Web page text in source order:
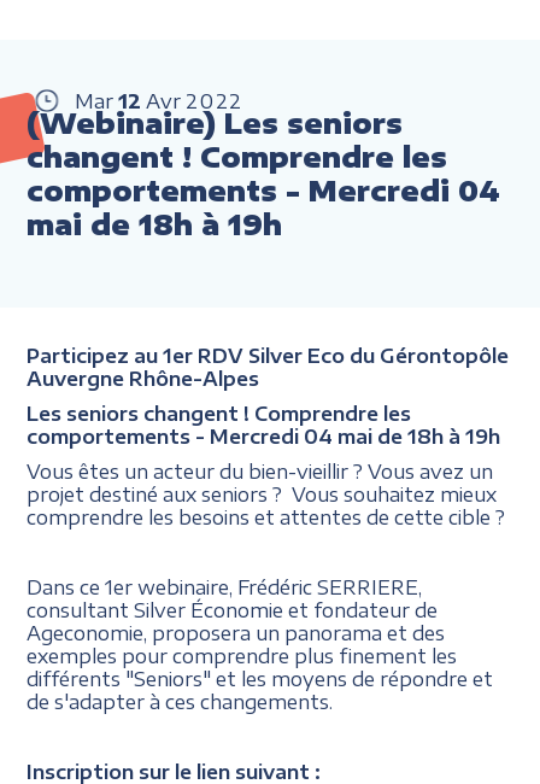
Mar 12 Avr 2022
(Webinaire) Les seniors
changent ! Comprendre les
comportements - Mercredi 04
mai de 18h à 19h
Participez au 1er RDV Silver Eco du Gérontopôle
Auvergne Rhône-Alpes
Les seniors changent ! Comprendre les
comportements - Mercredi 04 mai de 18h à 19h
Vous êtes un acteur du bien-vieillir ? Vous avez un
projet destiné aux seniors ? Vous souhaitez mieux
comprendre les besoins et attentes de cette cible ?
Dans ce 1er webinaire, Frédéric SERRIERE,
consultant Silver Économie et fondateur de
Ageconomie, proposera un panorama et des
exemples pour comprendre plus finement les
différents "Seniors" et les moyens de répondre et
de s'adapter à ces changements.
Inscription sur le lien suivant :